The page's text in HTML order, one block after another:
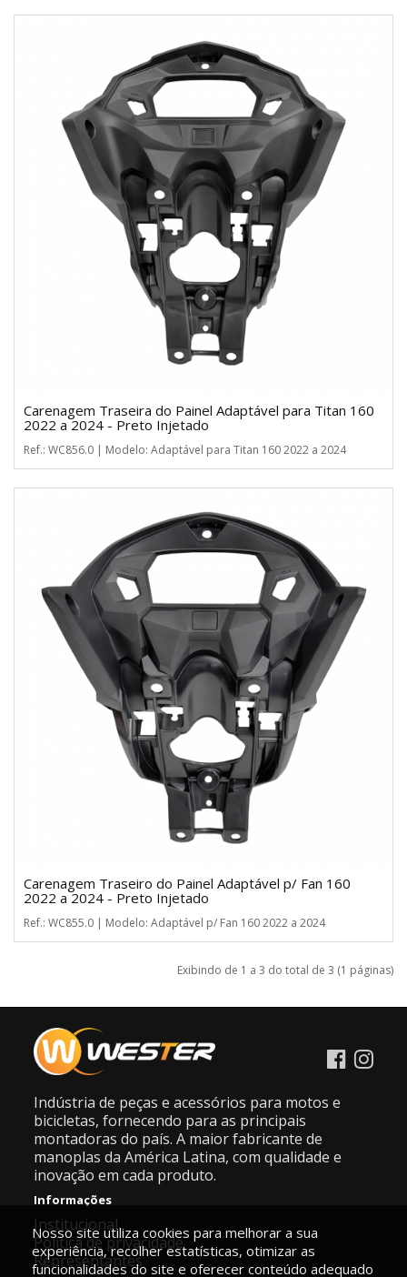
Carenagem Traseira do Painel Adaptável para Titan 160
2022 a 2024 - Preto Injetado
Ref.: WC856.0 | Modelo: Adaptável para Titan 160 2022 a 2024
Carenagem Traseiro do Painel Adaptável p/ Fan 160
2022 a 2024 - Preto Injetado
Ref.: WC855.0 | Modelo: Adaptável p/ Fan 160 2022 a 2024
Exibindo de 1 a 3 do total de 3 (1 páginas)
Indústria de peças e acessórios para motos e
bicicletas, fornecendo para as principais
montadoras do país. A maior fabricante de
manoplas da América Latina, com qualidade e
inovação em cada produto.
Informações
Institucional
Política de privacidade
Representantes
Nosso site utiliza cookies para melhorar a sua
experiência, recolher estatísticas, otimizar as
funcionalidades do site e oferecer conteúdo adequado